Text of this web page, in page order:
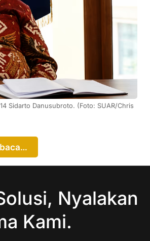
Sidarto Danusubroto. (Foto: SUAR/Chris
Nyalakan
Kami.